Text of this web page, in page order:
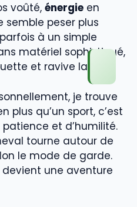
voûté, énergie en
semble peser plus
à un simple
matériel sophistiqué,
et ravive la
je trouve
plus qu’un sport, c’est
et d’humilité.
tourne autour de
le mode de garde.
devient une aventure